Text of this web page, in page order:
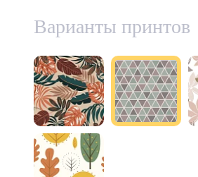
Варианты принтов